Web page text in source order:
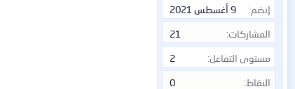
إنضم
9 أغسطس 2021
المشاركات 21
مستوى التفاعل 2
النقاط 0